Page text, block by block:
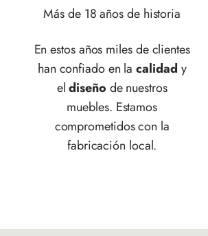
Más de 18 años de historia
En estos años miles de clientes
han confiado en lacalidad y
eldiseño de nuestros
muebles. Estamos
comprometidos con la
fabricación local.